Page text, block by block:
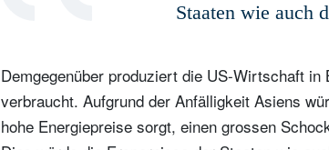
Staaten wie auch
Demgegenüber produziert die US-Wirtschaft
verbraucht. Aufgrund der Anfälligkeit Asiens
hohe Energiepreise sorgt, einen grossen